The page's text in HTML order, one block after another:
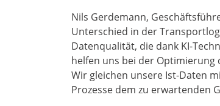
Nils Gerdemann,
Unterschied in der
Datenqualität, die dank KI-
helfen uns bei der Optimierung
Wir gleichen unsere Ist-Daten
Prozesse dem zu erwartenden